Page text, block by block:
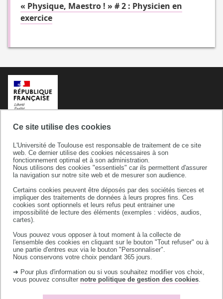
Ce site utilise des cookies
L'Université de Toulouse est responsable de traitement de ce site
web. Ce dernier utilise des cookies nécessaires à son
fonctionnement optimal et à son administration.
Nous utilisons des cookies "essentiels" car ils permettent d'assurer
la navigation sur notre site web et de mesurer son audience.
Certains cookies peuvent être déposés par des sociétés tierces et
impliquer des traitements de données à leurs propres fins. Ces
cookies sont optionnels et leurs refus peut entrainer une
impossibilité de lecture des éléments (exemples : vidéos, audios,
cartes).
Vous pouvez vous opposer à tout moment à la collecte de
l'ensemble des cookies en cliquant sur le bouton "Tout refuser" ou à
une partie d'entres eux via le bouton "Personnaliser".
Nous conservons votre choix pendant 365 jours.
➜ Pour plus d'information ou si vous souhaitez modifier vos choix,
vous pouvez consulter notre politique de gestion des cookies
« Physique, Maestro ! » # 2 : Physicien en
exercice
Université de Toulouse
118 route de Narbonne
31062 TOULOUSE CEDEX 9
téléphone +33 (0)5 61 55 66 11